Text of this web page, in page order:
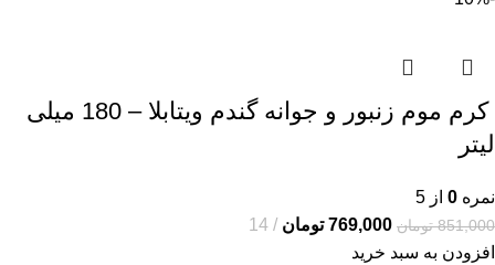
کرم موم زنبور و جوانه گندم ویتابلا – 180 میلی
لیتر
نمره 0 از 5
851,000 تومان 769,000 تومان
14
افزودن به سبد خرید